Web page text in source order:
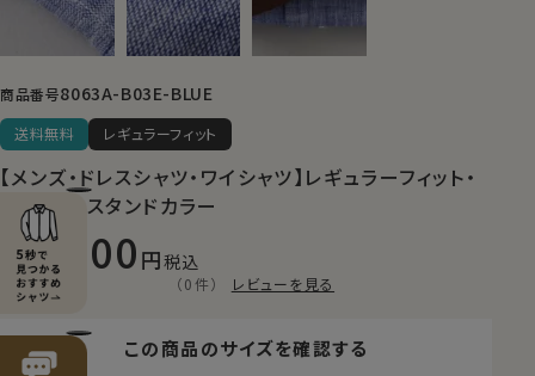
商品番号8063A-B03E-BLUE
送料無料 レギュラーフィット
【メンズ・ドレスシャツ・ワイシャツ】レギュラーフィット・
麻リネン・スタンドカラー
11,000 税込
（0件） レビューを見る
この商品のサイズを確認する